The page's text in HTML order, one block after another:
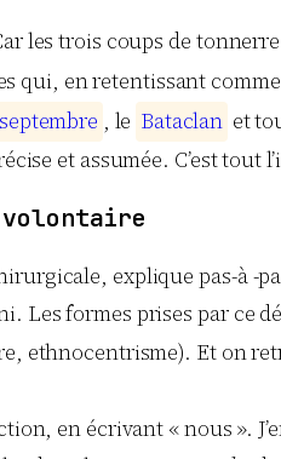
les trois coups de tonnerre
qui, en retentissant
septembre , le Bataclan et
et assumée. C’est tout
volontaire
explique pas-à -
Les formes prises par ce
ethnocentrisme). Et on
en écrivant « nous ».